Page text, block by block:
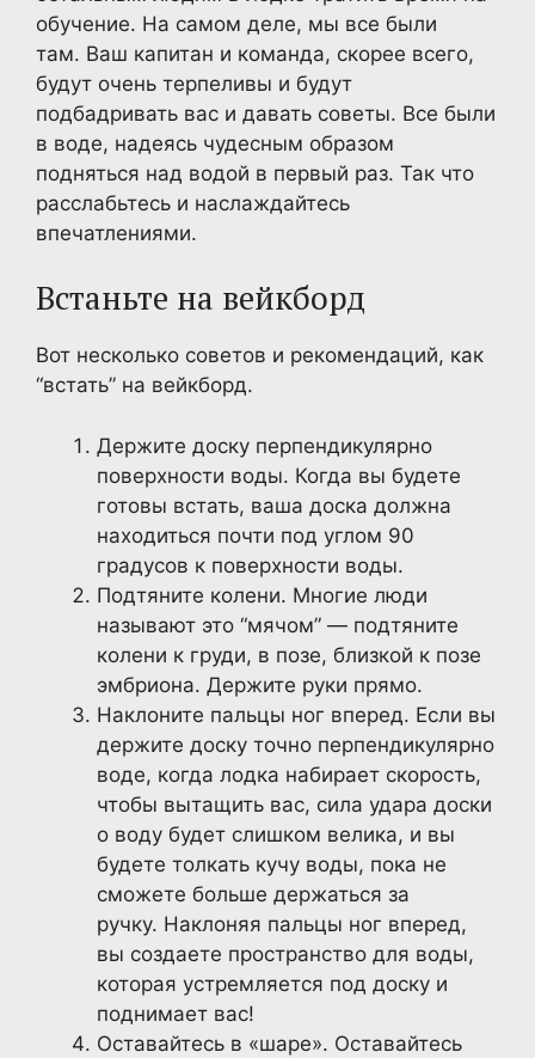
обучение. На самом деле, мы все были
там. Ваш капитан и команда, скорее всего,
будут очень терпеливы и будут
подбадривать вас и давать советы. Все были
в воде, надеясь чудесным образом
подняться над водой в первый раз. Так что
расслабьтесь и наслаждайтесь
впечатлениями.
Встаньте на вейкборд
Вот несколько советов и рекомендаций, как
“встать” на вейкборд.
Держите доску перпендикулярно
поверхности воды. Когда вы будете
готовы встать, ваша доска должна
находиться почти под углом 90
градусов к поверхности воды.
Подтяните колени. Многие люди
называют это “мячом” — подтяните
колени к груди, в позе, близкой к позе
эмбриона. Держите руки прямо.
Наклоните пальцы ног вперед. Если вы
держите доску точно перпендикулярно
воде, когда лодка набирает скорость,
чтобы вытащить вас, сила удара доски
о воду будет слишком велика, и вы
будете толкать кучу воды, пока не
сможете больше держаться за
ручку. Наклоняя пальцы ног вперед,
вы создаете пространство для воды,
которая устремляется под доску и
поднимает вас!
Оставайтесь в «шаре». Оставайтесь